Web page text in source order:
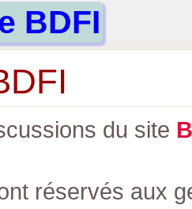
BDFI
du site B
réservés aux